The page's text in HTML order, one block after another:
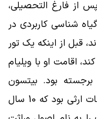
از فارغ التحصیلی،
شناسی کاربردی در
قبل از اینکه یک تور
اقامت او با ویلیام
برجسته بود. بیتسون
حامی اصلی کار "گرگور مندل" در مورد صفات ارثی بود که 10 سال